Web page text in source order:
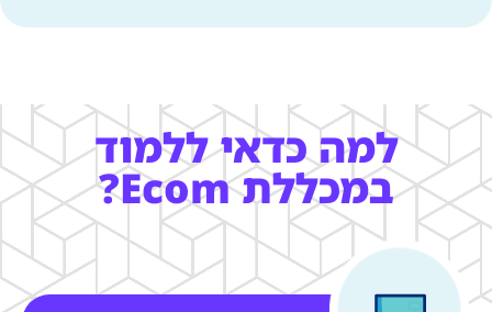
למה כדאי ללמוד
במכללת Ecom?